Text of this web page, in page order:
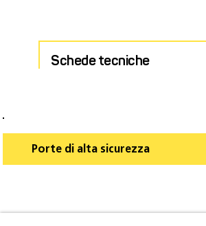
Schede tecniche
Porte di alta sicurezza